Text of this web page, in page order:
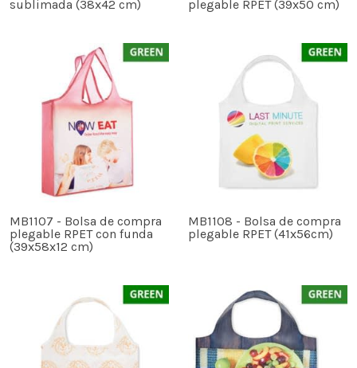
sublimada (38x42 cm)
plegable RPET (39x50 cm)
MB1107 - Bolsa de compra
plegable RPET con funda
(39x58x12 cm)
MB1108 - Bolsa de compra
plegable RPET (41x56cm)